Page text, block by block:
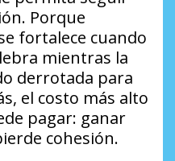
Porque
fortalece cuando
mientras la
derrotada para
el costo más alto
pagar: ganar
cohesión.